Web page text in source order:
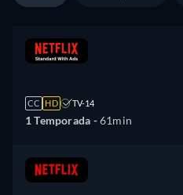
CC HD TV-14
1 Temporada -61min